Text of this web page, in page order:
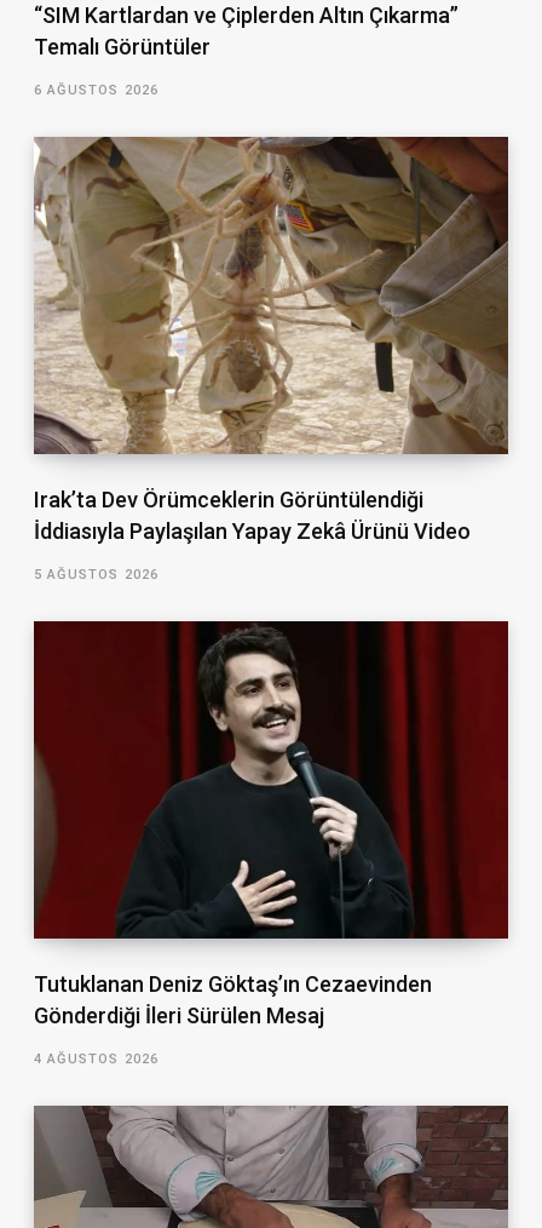
“SIM Kartlardan ve Çiplerden Altın Çıkarma”
Temalı Görüntüler
6 AĞUSTOS 2026
Irak’ta Dev Örümceklerin Görüntülendiği
İddiasıyla Paylaşılan Yapay Zekâ Ürünü Video
5 AĞUSTOS 2026
Tutuklanan Deniz Göktaş’ın Cezaevinden
Gönderdiği İleri Sürülen Mesaj
4 AĞUSTOS 2026